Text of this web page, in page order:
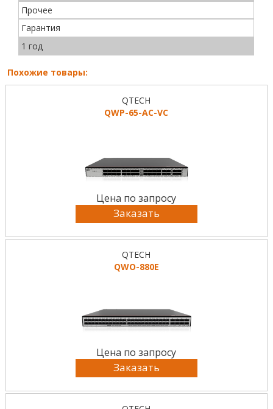
Прочее
Гарантия
1 год
Похожие товары:
QTECH
QWP-65-AC-VC
Цена по запросу
Заказать
QTECH
QWO-880E
Цена по запросу
Заказать